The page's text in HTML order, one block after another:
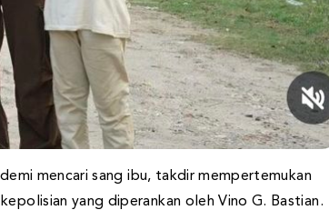
mencari sang ibu, takdir mempertemukan
yang diperankan oleh Vino G. Bastian.